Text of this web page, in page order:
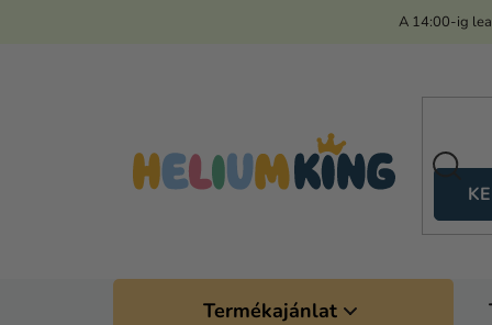
A 14:00-ig
Termékajánlat